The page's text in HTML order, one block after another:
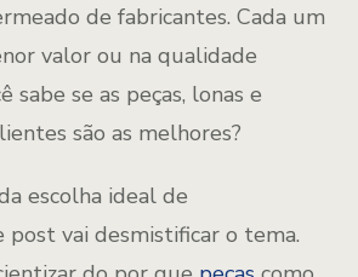
de fabricantes. Cada um
valor ou na qualidade
se as peças, lonas e
são as melhores?
escolha ideal de
vai desmistificar o tema.